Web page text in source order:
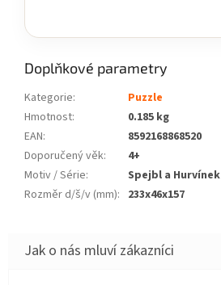
Doplňkové parametry
Kategorie:
Puzzle
Hmotnost:
0.185 kg
EAN:
8592168868520
Doporučený věk:
4+
Motiv / Série:
Spejbl a Hurvínek
Rozměr d/š/v (mm): 233x46x157